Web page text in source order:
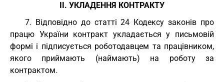
II. УКЛАДЕННЯ КОНТРАКТУ
7. Відповідно до статті 24 Кодексу законів про
працю України контракт укладається у письмовій
формі і підписується роботодавцем та працівником,
якого приймають (наймають) на роботу за
контрактом.